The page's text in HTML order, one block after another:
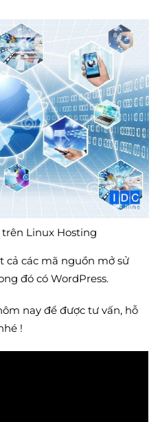
trên Linux Hosting
cả các mã nguồn mở sử
đó có WordPress.
nay để được tư vấn, hỗ
!